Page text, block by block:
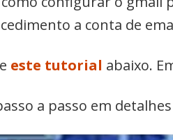
a conta de
este tutorial abaixo.
a passo em